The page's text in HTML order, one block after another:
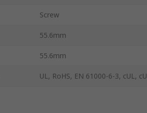
Screw
55.6mm
55.6mm
UL, RoHS, EN 61000-6-3, cUL,